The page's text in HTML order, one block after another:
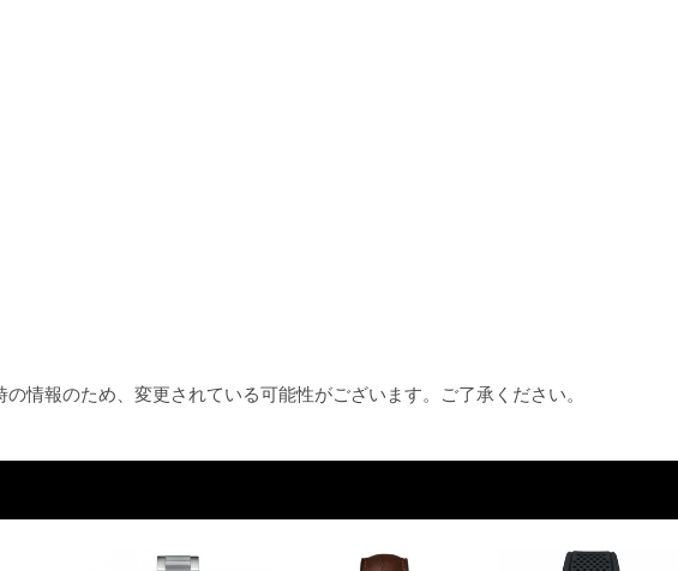
情報のため、変更されている可能性がございます。ご了承ください。